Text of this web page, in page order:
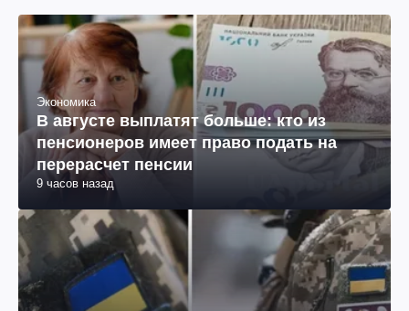
Экономика
В августе выплатят больше: кто из
пенсионеров имеет право подать на
перерасчет пенсии
9 часов назад